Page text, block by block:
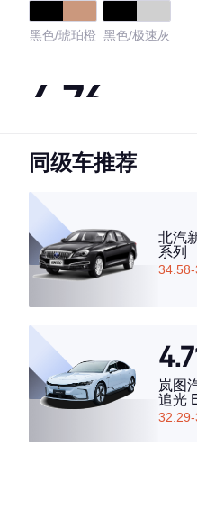
黑色/琥珀橙 黑色/极速灰
4.76
·外观表现较为优秀，优于90%
·空间表现一般，低于60%同级
同级车推荐
北汽
系列
岚图
追光